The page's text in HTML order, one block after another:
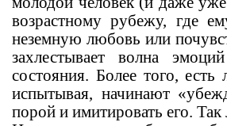
возрастному рубежу, где
неземную любовь или
захлестывает волна
состояния. Более того,
испытывая, начинают
порой и имитировать его.